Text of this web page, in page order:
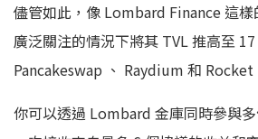
儘管如此，像 Lombard Finance 這
廣泛關注的情況下將其 TVL 推高至
Pancakeswap 、 Raydium 和 Rocket
你可以透過 Lombard 金庫同時參與多